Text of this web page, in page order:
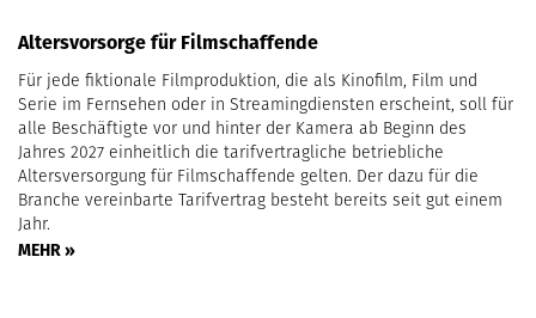
Altersvorsorge für Filmschaffende
Für jede fiktionale Filmproduktion, die als Kinofilm, Film und
Serie im Fernsehen oder in Streamingdiensten erscheint, soll für
alle Beschäftigte vor und hinter der Kamera ab Beginn des
Jahres 2027 einheitlich die tarifvertragliche betriebliche
Altersversorgung für Filmschaffende gelten. Der dazu für die
Branche vereinbarte Tarifvertrag besteht bereits seit gut einem
Jahr.
MEHR »